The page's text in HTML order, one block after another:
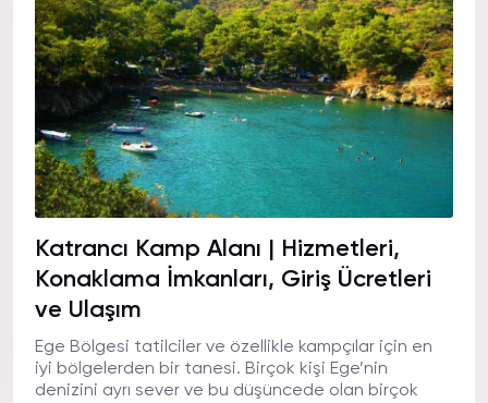
Katrancı Kamp Alanı | Hizmetleri,
Konaklama İmkanları, Giriş Ücretleri
ve Ulaşım
Ege Bölgesi tatilciler ve özellikle kampçılar için en
iyi bölgelerden bir tanesi. Birçok kişi Ege’nin
denizini ayrı sever ve bu düşüncede olan birçok